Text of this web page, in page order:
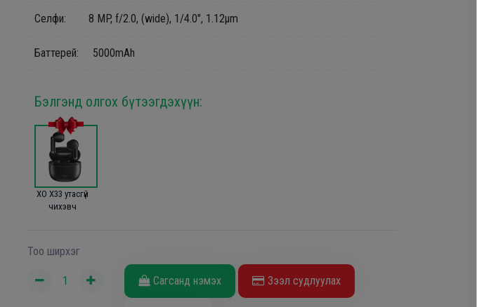
Cелфи: 8 MP, f/2.0, (wide), 1/4.0", 1.12µm
Баттерей: 5000mAh
Бэлгэнд олгох бүтээгдэхүүн:
XO X33 утасгүй
чихэвч
Тоо ширхэг
Сагсанд нэмэх Зээл судлуулах